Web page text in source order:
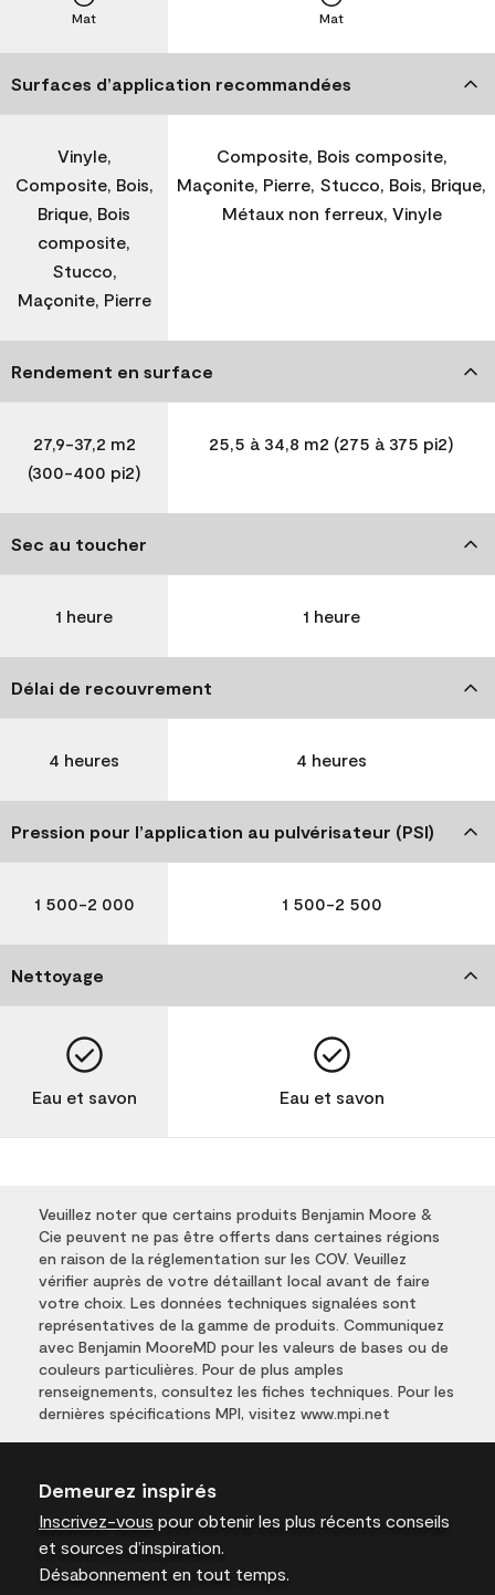
Mat Mat
Surfaces d’application recommandées
Vinyle,
Composite, Bois,
Brique, Bois
composite,
Stucco,
Maçonite, Pierre
Composite, Bois composite,
Maçonite, Pierre, Stucco, Bois, Brique,
Métaux non ferreux, Vinyle
Rendement en surface
27,9-37,2 m2
(300-400 pi2)
25,5 à 34,8 m2 (275 à 375 pi2)
Sec au toucher
1 heure 1 heure
Délai de recouvrement
4 heures 4 heures
Pression pour l’application au pulvérisateur (PSI)
1 500-2 000 1 500-2 500
Nettoyage
Eau et savon Eau et savon
Veuillez noter que certains produits Benjamin Moore &
Cie peuvent ne pas être offerts dans certaines régions
en raison de la réglementation sur les COV. Veuillez
vérifier auprès de votre détaillant local avant de faire
votre choix. Les données techniques signalées sont
représentatives de la gamme de produits. Communiquez
avec Benjamin MooreMD pour les valeurs de bases ou de
couleurs particulières. Pour de plus amples
renseignements, consultez les fiches techniques. Pour les
dernières spécifications MPI, visitez www.mpi.net
Demeurez inspirés
Inscrivez-vous pour obtenir les plus récents conseils
et sources d’inspiration.
Désabonnement en tout temps.